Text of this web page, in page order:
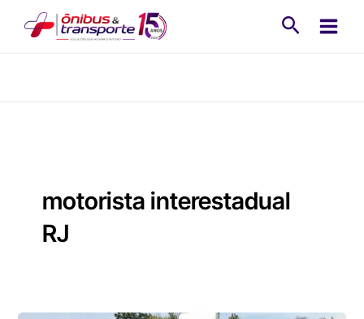
motorista interestadual
RJ